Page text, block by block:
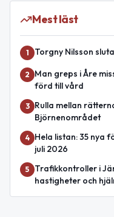
Mest läst
1 Torgny Nilsson
2
Man greps i Åre
förd till vård
3
Rulla mellan
Björnenområdet
4
Hela listan: 35 nya
juli 2026
5
Trafikkontroller i
hastigheter och